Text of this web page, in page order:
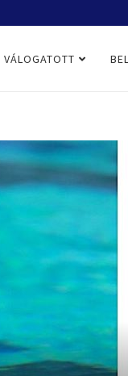
VÁLOGATOTT